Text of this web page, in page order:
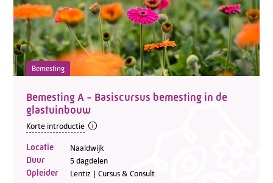
Bemesting
Bemesting A - Basiscursus bemesting in de
glastuinbouw
Korte introductie
Locatie Naaldwijk
Duur 5 dagdelen
Opleider Lentiz | Cursus & Consult